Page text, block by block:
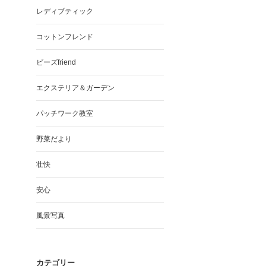
レディブティック
コットンフレンド
ビーズfriend
エクステリア＆ガーデン
パッチワーク教室
野菜だより
壮快
安心
風景写真
カテゴリー